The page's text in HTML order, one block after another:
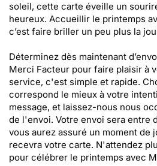
soleil, cette carte éveille un
heureux. Accueillir le printemps
c’est faire briller un peu plus la
Déterminez dès maintenant
Merci Facteur pour faire plaisir à
service, c'est simple et rapide.
correspond le mieux à votre
message, et laissez-nous nous
de l'envoi. Votre envoi sera entre
vous aurez assuré un moment de
recevra votre carte. N'attendez
pour célébrer le printemps avec